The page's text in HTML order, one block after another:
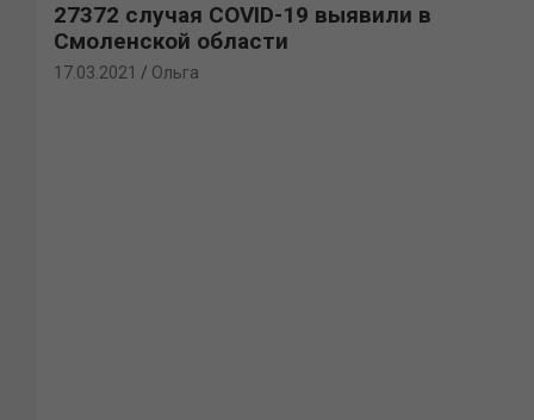
27372 случая COVID-19 выявили в
Смоленской области
17.03.2021 Ольга